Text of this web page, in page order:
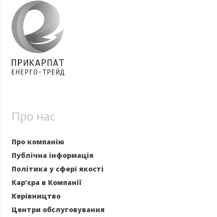
Про нас
Про компанію
Публічна інформація
Політика у сфері якості
Кар’єра в Компанії
Керівництво
Центри обслуговування